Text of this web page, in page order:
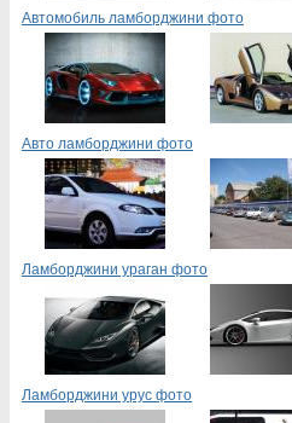
Автомобиль ламборджини фото
Авто ламборджини фото
Ламборджини ураган фото
Ламборджини урус фото